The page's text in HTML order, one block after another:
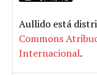
Aullido está
Commons
Internacional.